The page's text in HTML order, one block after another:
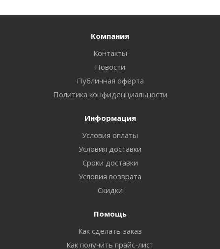
Компания
Контакты
Новости
Публичная оферта
Политика конфиденциальности
Информация
Условия оплаты
Условия доставки
Сроки доставки
Условия возврата
Скидки
Помощь
Как сделать заказ
Как получить прайс-лист